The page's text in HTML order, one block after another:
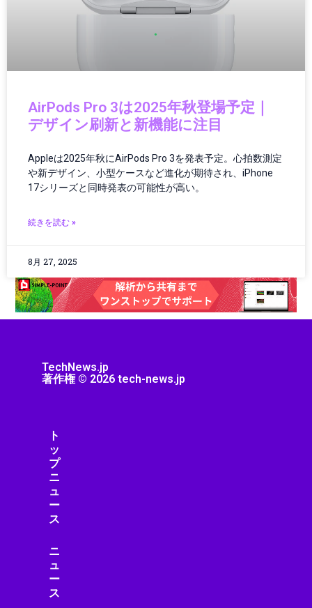
ゲーム機
コントローラー
コンピューター
サーバー/データセンター
サービス
サイエンス
サプライチェーン
ジェスチャーUI
シミュレーション
シャープ製品
ストリーミング機器
スマートインフラ
スマートウェアラブル
スマートガジェット
スマートグラス
スマートシティ
スマートデバイスアクセサリ
スマートトイ
スマートビル
スマートフォン
AirPods Pro 3は2025年秋登場予定｜
デザイン刷新と新機能に注目
Appleは2025年秋にAirPods Pro 3を発表予定。心拍数測定
や新デザイン、小型ケースなど進化が期待され、iPhone
17シリーズと同時発表の可能性が高い。
続きを読む »
8月 27, 2025
TechNews.jp
著作権 © 2026 tech-news.jp
ト
ッ
プ
ニ
ュ
ー
ス
ニ
ュ
ー
ス